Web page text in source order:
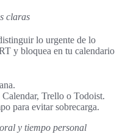
claras
lo urgente de lo
y bloquea en tu calendario
Trello o Todoist.
para evitar sobrecarga.
y tiempo personal